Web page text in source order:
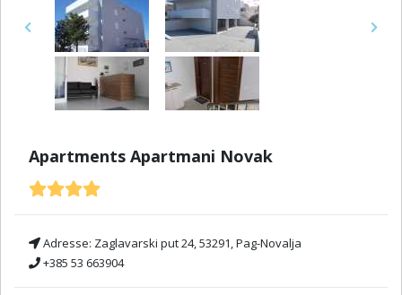
Previous Next
Apartments Apartmani Novak
Adresse: Zaglavarski put 24, 53291, Pag-Novalja
+385 53 663904